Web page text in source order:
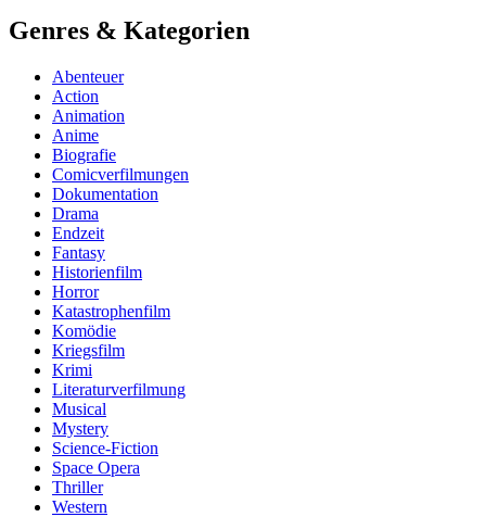
Genres & Kategorien
Abenteuer
Action
Animation
Anime
Biografie
Comicverfilmungen
Dokumentation
Drama
Endzeit
Fantasy
Historienfilm
Horror
Katastrophenfilm
Komödie
Kriegsfilm
Krimi
Literaturverfilmung
Musical
Mystery
Science-Fiction
Space Opera
Thriller
Western